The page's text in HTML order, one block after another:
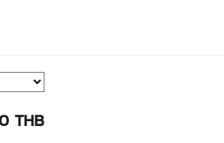
THB